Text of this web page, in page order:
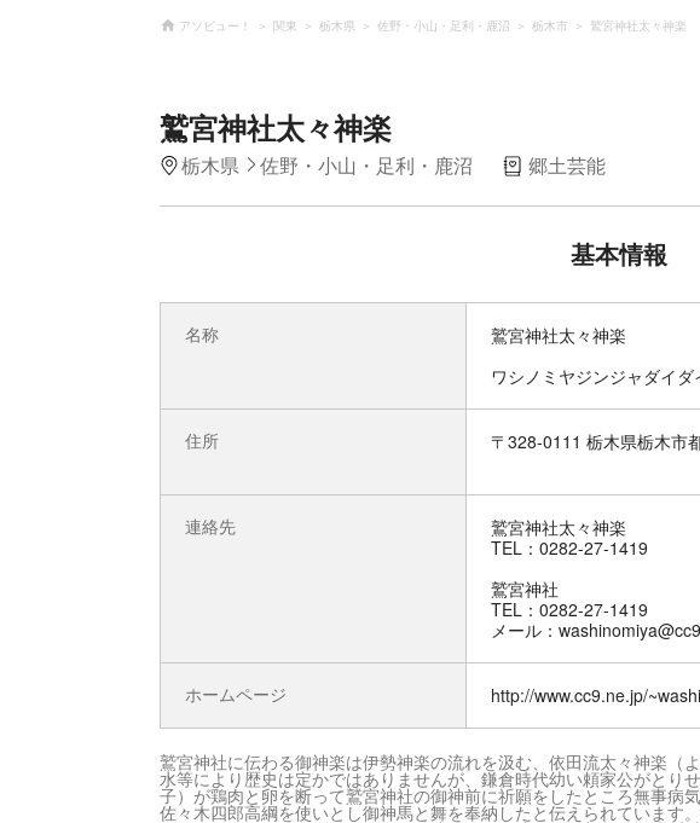
アソビュー！ 関東 栃木県 佐野・小山・足利・鹿沼 栃木市 鷲宮神社太々神楽
鷲宮神社太々神楽
栃木県 佐野・小山・足利・鹿沼 郷土芸能
基本情報
名称
鷲宮神社太々神楽
ワシノミヤジンジャダイダ
住所 〒328-0111 栃木県栃木市
連絡先
鷲宮神社太々神楽
TEL：0282-27-1419
鷲宮神社
TEL：0282-27-1419
メール：
ホームページ http://www.cc9.ne.jp/
鷲宮神社に伝わる御神楽は伊勢神楽の流れを汲む、依田流太々神楽（
水等により歴史は定かではありませんが、鎌倉時代幼い頼家公がとり
子）が鶏肉と卵を断って鷲宮神社の御神前に祈願をしたところ無事病
佐々木四郎高綱を使いとし御神馬と舞を奉納したと伝えられています